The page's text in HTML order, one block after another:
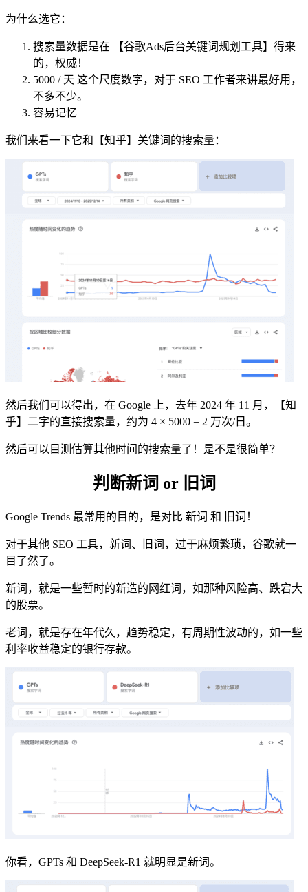
为什么选它：
搜索量数据是在 【谷歌Ads后台关键词规划工具】得来
的，权威！
5000 / 天 这个尺度数字，对于 SEO 工作者来讲最好用，
不多不少。
容易记忆
我们来看一下它和【知乎】关键词的搜索量：
然后我们可以得出，在 Google 上，去年 2024 年 11 月，【知
乎】二字的直接搜索量，约为 4 × 5000 = 2 万次/日。
然后可以目测估算其他时间的搜索量了！是不是很简单？
判断新词 or 旧词
Google Trends 最常用的目的，是对比 新词 和 旧词！
对于其他 SEO 工具，新词、旧词，过于麻烦繁琐，谷歌就一
目了然了。
新词，就是一些暂时的新造的网红词，如那种风险高、跌宕大
的股票。
老词，就是存在年代久，趋势稳定，有周期性波动的，如一些
利率收益稳定的银行存款。
你看，GPTs 和 DeepSeek-R1 就明显是新词。